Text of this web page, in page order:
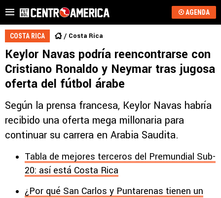
AGENDA
COSTA RICA Costa Rica
Keylor Navas podría reencontrarse con
Cristiano Ronaldo y Neymar tras jugosa
oferta del fútbol árabe
Según la prensa francesa, Keylor Navas habría
recibido una oferta mega millonaria para
continuar su carrera en Arabia Saudita.
Tabla de mejores terceros del Premundial Sub-
20: así está Costa Rica
¿Por qué San Carlos y Puntarenas tienen un